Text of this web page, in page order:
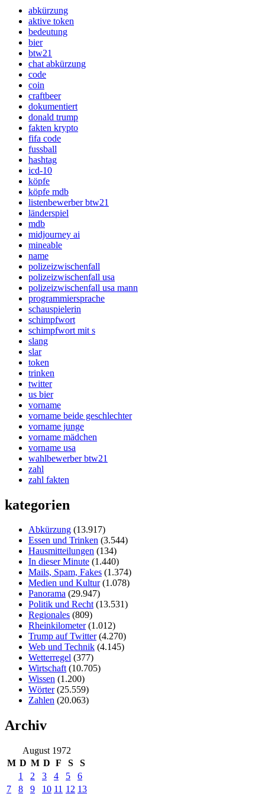
abkürzung
aktive token
bedeutung
bier
btw21
chat abkürzung
code
coin
craftbeer
dokumentiert
donald trump
fakten krypto
fifa code
fussball
hashtag
icd-10
köpfe
köpfe mdb
listenbewerber btw21
länderspiel
mdb
midjourney ai
mineable
name
polizeizwischenfall
polizeizwischenfall usa
polizeizwischenfall usa mann
programmiersprache
schauspielerin
schimpfwort
schimpfwort mit s
slang
slar
token
trinken
twitter
us bier
vorname
vorname beide geschlechter
vorname junge
vorname mädchen
vorname usa
wahlbewerber btw21
zahl
zahl fakten
kategorien
Abkürzung (13.917)
Essen und Trinken (3.544)
Hausmitteilungen (134)
In dieser Minute (1.440)
Mails, Spam, Fakes (1.374)
Medien und Kultur(1.078)
Panorama (29.947)
Politik und Recht(13.531)
Regionales (809)
Rheinkilometer(1.012)
Trump auf Twitter(4.270)
Web und Technik (4.145)
Wetterregel (377)
Wirtschaft(10.705)
Wissen (1.200)
Wörter(25.559)
Zahlen (20.063)
Archiv
August 1972
M D M D F S
S
1
2 3 4 5
6
7
8 9 10 11 12 13